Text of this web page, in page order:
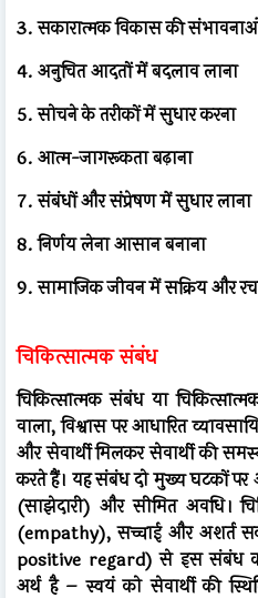
3. सकारात्मक विकास की
4. अनुचित आदतों में बदलाव लाना
5. सोचने के तरीकों में सुधार करना
6. आत्म-जागरूकता बढ़ाना
7. संबंधों और संप्रेषण में सुधार लाना
8. निर्णय लेना आसान बनाना
9. सामाजिक जीवन में सक्रिय और
चिकित्सात्मक संबंध
चिकित्सात्मक संबंध या
वाला, विश्वास पर आधारित
और सेवार्थी मिलकर सेवार्थी की
करते हैं। यह संबंध दो मुख्य घटकों पर
(साझेदारी) और सीमित अवधि।
(empathy), सच्चाई और अशर्त
positive regard) से इस संबंध
अर्थ है – स्वयं को सेवार्थी की